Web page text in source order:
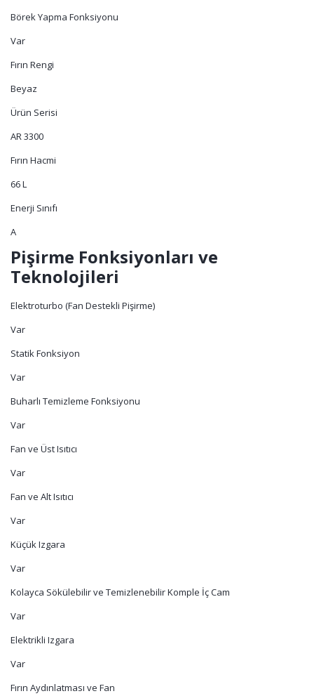
Börek Yapma Fonksiyonu
Var
Fırın Rengi
Beyaz
Ürün Serisi
AR 3300
Fırın Hacmi
66 L
Enerji Sınıfı
A
Pişirme Fonksiyonları ve
Teknolojileri
Elektroturbo (Fan Destekli Pişirme)
Var
Statik Fonksiyon
Var
Buharlı Temizleme Fonksiyonu
Var
Fan ve Üst Isıtıcı
Var
Fan ve Alt Isıtıcı
Var
Küçük Izgara
Var
Kolayca Sökülebilir ve Temizlenebilir Komple İç Cam
Var
Elektrikli Izgara
Var
Fırın Aydınlatması ve Fan